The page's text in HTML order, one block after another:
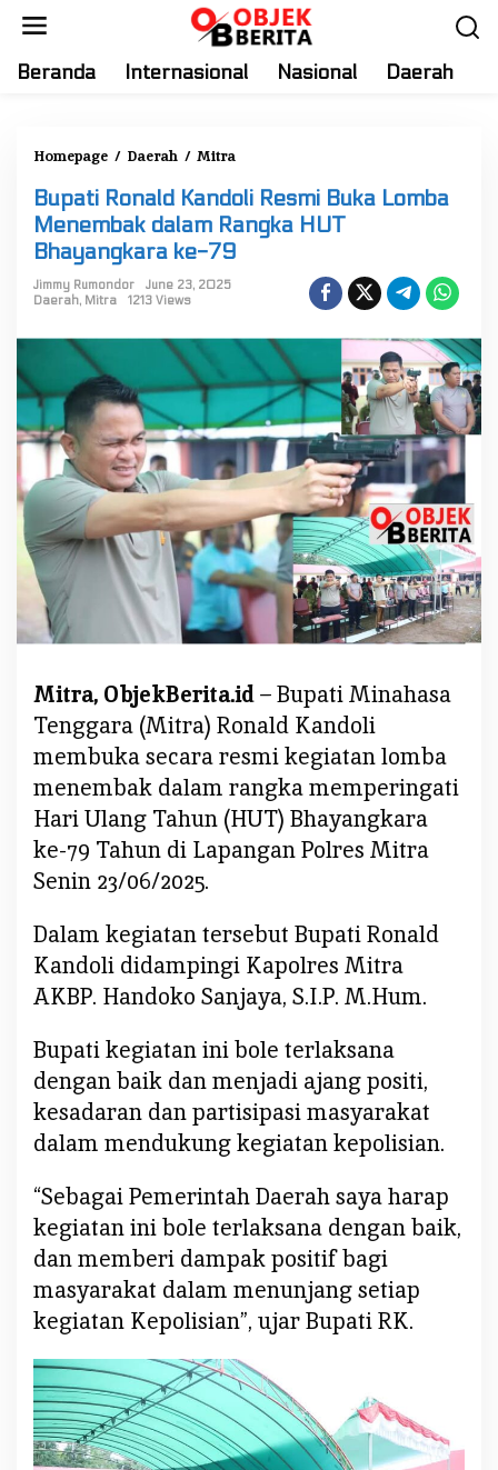
Beranda Internasional Nasional Daerah
Homepage / Daerah / Mitra
p
a
o
n
a
d
a
n
d
o
l
i
R
s
m
B
u
k
a
b
a
M
n
e
m
a
d
a
l
R
a
n
k
a
Bupati Ronald Kandoli Resmi Buka Lomba
Menembak dalam Rangka HUT
Bhayangkara ke-79
Jimmy Rumondor
June 23, 2025
Daerah, Mitra 1213 Views
Mitra, ObjekBerita.id– Bupati Minahasa
Tenggara (Mitra) Ronald Kandoli
membuka secara resmi kegiatan lomba
menembak dalam rangka memperingati
Hari Ulang Tahun (HUT) Bhayangkara
ke-79 Tahun di Lapangan Polres Mitra
Senin 23/06/2025.
Dalam kegiatan tersebut Bupati Ronald
Kandoli didampingi Kapolres Mitra
AKBP. Handoko Sanjaya, S.I.P. M.Hum.
Bupati kegiatan ini bole terlaksana
dengan baik dan menjadi ajang positi,
kesadaran dan partisipasi masyarakat
dalam mendukung kegiatan kepolisian.
“Sebagai Pemerintah Daerah saya harap
kegiatan ini bole terlaksana dengan baik,
dan memberi dampak positif bagi
masyarakat dalam menunjang setiap
kegiatan Kepolisian”, ujar Bupati RK.